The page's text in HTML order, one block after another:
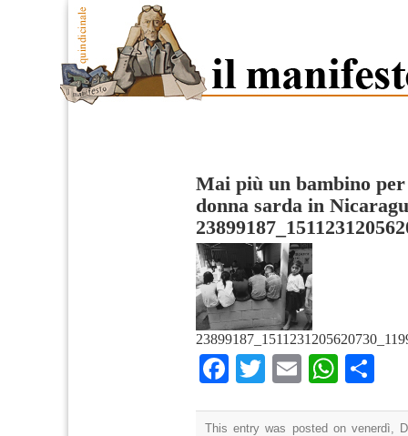
Mai più un bambino
donna sarda in
Facebook
TwitterEmail
This entry was posted on venerdì,